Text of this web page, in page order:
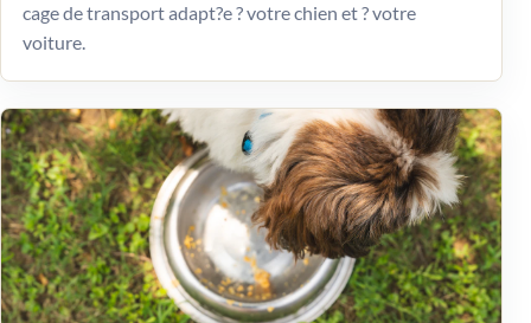
cage de transport adapt?e ? votre chien et ? votre
voiture.